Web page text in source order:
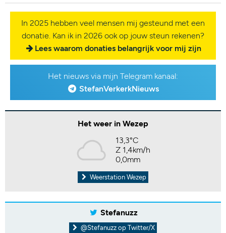
In 2025 hebben veel mensen mij gesteund met een
donatie. Kan ik in 2026 ook op jouw steun rekenen?
Lees waarom donaties belangrijk voor mij zijn
Het nieuws via mijn Telegram kanaal:
StefanVerkerkNieuws
Het weer in Wezep
13,3°C
Z 1,4km/h
0,0mm
Weerstation Wezep
Stefanuzz
@Stefanuzz op Twitter/X